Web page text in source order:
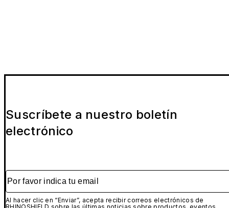
Suscríbete a nuestro boletín
electrónico
Por favor indica tu email
Al hacer clic en “Enviar”, acepta recibir correos electrónicos de